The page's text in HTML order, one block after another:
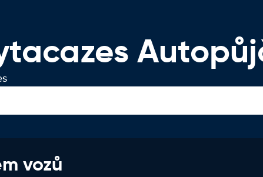
vozů